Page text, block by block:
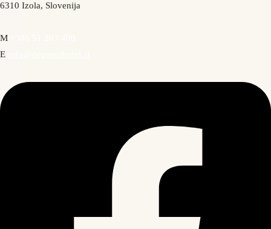
6310 Izola, Slovenija
M
E